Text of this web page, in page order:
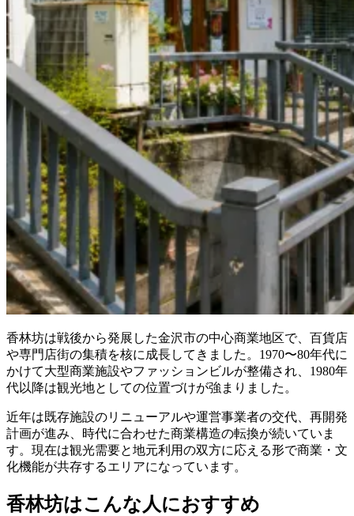
香林坊は戦後から発展した金沢市の中心商業地区で、百貨店
や専門店街の集積を核に成長してきました。1970〜80年代に
かけて大型商業施設やファッションビルが整備され、1980年
代以降は観光地としての位置づけが強まりました。
近年は既存施設のリニューアルや運営事業者の交代、再開発
計画が進み、時代に合わせた商業構造の転換が続いていま
す。現在は観光需要と地元利用の双方に応える形で商業・文
化機能が共存するエリアになっています。
香林坊はこんな人におすすめ